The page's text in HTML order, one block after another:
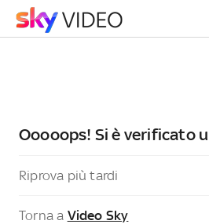
Ooooops! Si è verificato
Riprova più tardi
Torna a Video Sky